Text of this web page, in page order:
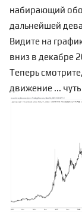
набирающий
дальнейшей
Видите на
вниз в декабре
Теперь
движение ...